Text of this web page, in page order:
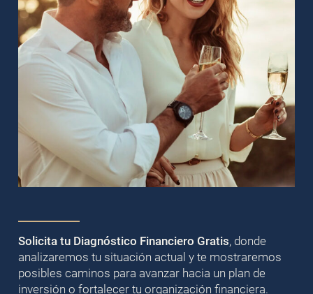
Solicita tu Diagnóstico Financiero Gratis, donde
analizaremos tu situación actual y te mostraremos
posibles caminos para avanzar hacia un plan de
inversión o fortalecer tu organización financiera.